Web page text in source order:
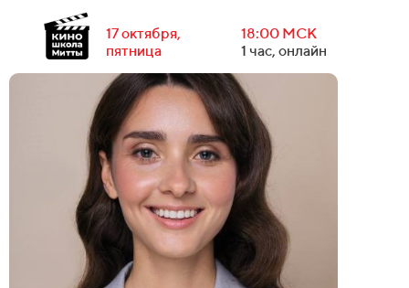
17 октября,
пятница
18:00 МСК
1 час, онлайн